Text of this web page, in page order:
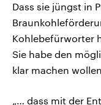
Dass sie jüngst in
Kohlebefürworter
Sie habe den
klar machen
„… dass mit der